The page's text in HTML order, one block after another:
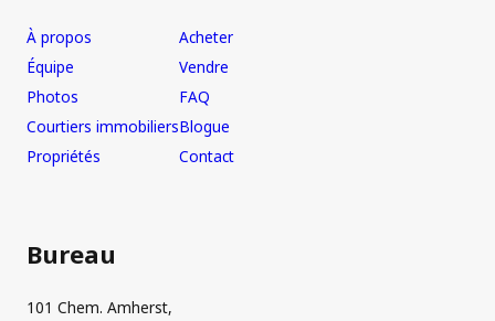
À propos
Équipe
Photos
Courtiers immobiliers
Propriétés
Acheter
Vendre
FAQ
Blogue
Contact
Bureau
101 Chem. Amherst,